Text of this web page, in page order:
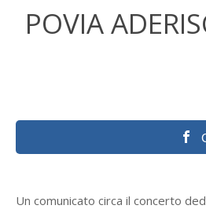
POVIA
PAGINE
Un comunicato circa il concerto